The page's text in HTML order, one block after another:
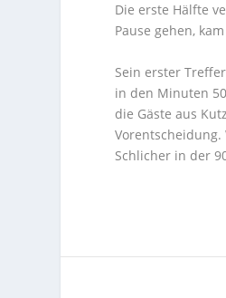
Die erste Hälfte
Pause gehen,
Sein erster
in den Minuten
die Gäste aus
Schlicher in der